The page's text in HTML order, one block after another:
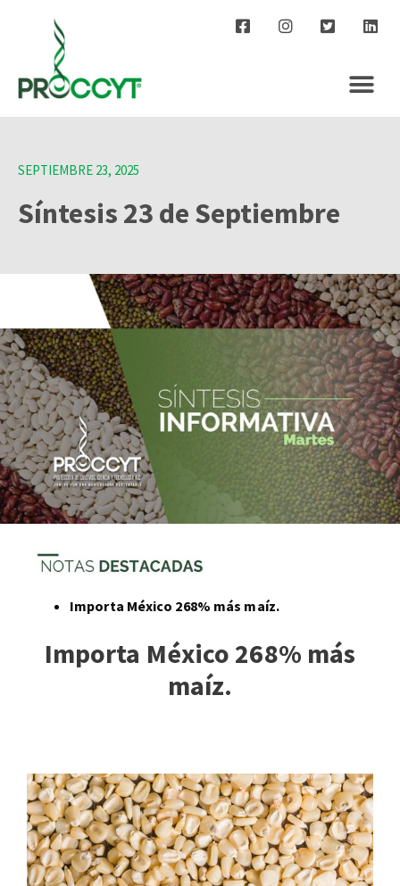
SEPTIEMBRE 23, 2025
Síntesis 23 de Septiembre
Importa México 268% más maíz.
Importa México 268% más
maíz.